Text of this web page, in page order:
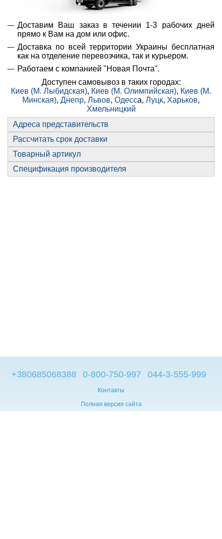
Доставим Ваш заказ в течении 1-3 рабочих дней
прямо к Вам на дом или офис.
Доставка по всей территории Украины бесплатная
как на отделение перевозчика, так и курьером.
Работаем с компанией "Новая Почта".
Доступен самовывоз в таких городах:
Киев (М. Лыбидская), Киев (М. Олимпийская), Киев (М.
Минская), Днепр, Львов, Одесса, Луцк, Харьков,
Хмельницкий
Адреса представительств
Рассчитать срок доставки
Товарный артикул
Спецификация производителя
+380685068388 0-800-750-997 044-3-555-999
Контакты
Полная версия сайта